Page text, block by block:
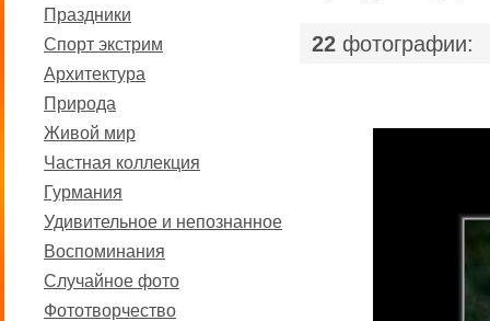
Праздники
Спорт экстрим
Архитектура
Природа
Живой мир
Частная коллекция
Гурмания
Удивительное и непознанное
Воспоминания
Случайное фото
Фототворчество
22 фотографии: